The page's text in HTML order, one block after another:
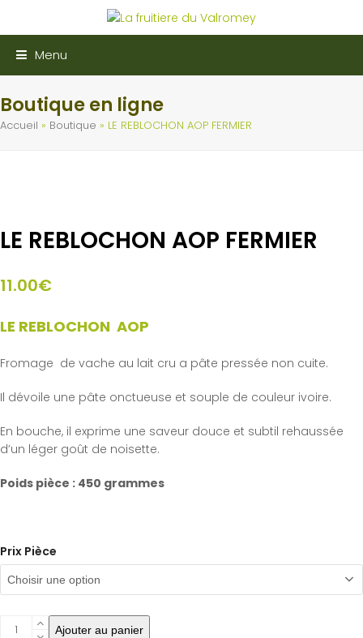
Menu
Boutique en ligne
Accueil » Boutique » LE REBLOCHON AOP FERMIER
LE REBLOCHON AOP FERMIER
11.00€
LE REBLOCHON AOP
Fromage de vache au lait cru a pâte pressée non cuite.
Il dévoile une pâte onctueuse et souple de couleur ivoire.
En bouche, il exprime une saveur douce et subtil rehaussée
d’un léger goût de noisette.
Poids pièce : 450 grammes
Prix Pièce
quantité
Ajouter au panier